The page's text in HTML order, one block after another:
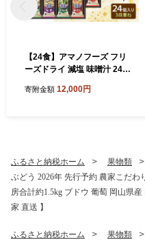
【24食】アマノフーズ フリ
ーズドライ 減塩 味噌汁 24食
詰め合わせ 送料無料【ふる
寄附金額 12,000円
ふるさと納税ホーム 果物類
ぶどう 2026年 先行予約 農家こだ
房合計約1.5kg ブドウ 葡萄 岡山県
家 直送 】
ふるさと納税ホーム 果物類